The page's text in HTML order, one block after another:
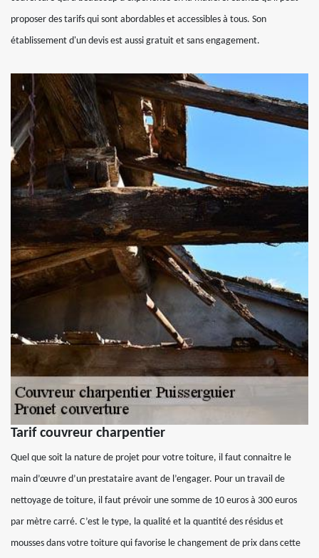
proposer des tarifs qui sont abordables et accessibles à tous. Son
établissement d'un devis est aussi gratuit et sans engagement.
Tarif couvreur charpentier
Quel que soit la nature de projet pour votre toiture, il faut connaitre le
main d’œuvre d’un prestataire avant de l’engager. Pour un travail de
nettoyage de toiture, il faut prévoir une somme de 10 euros à 300 euros
par mètre carré. C’est le type, la qualité et la quantité des résidus et
mousses dans votre toiture qui favorise le changement de prix dans cette